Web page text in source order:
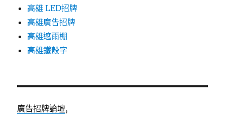
高雄 LED招牌
高雄廣告招牌
高雄遮雨棚
高雄鐵殼字
廣告招牌論壇,